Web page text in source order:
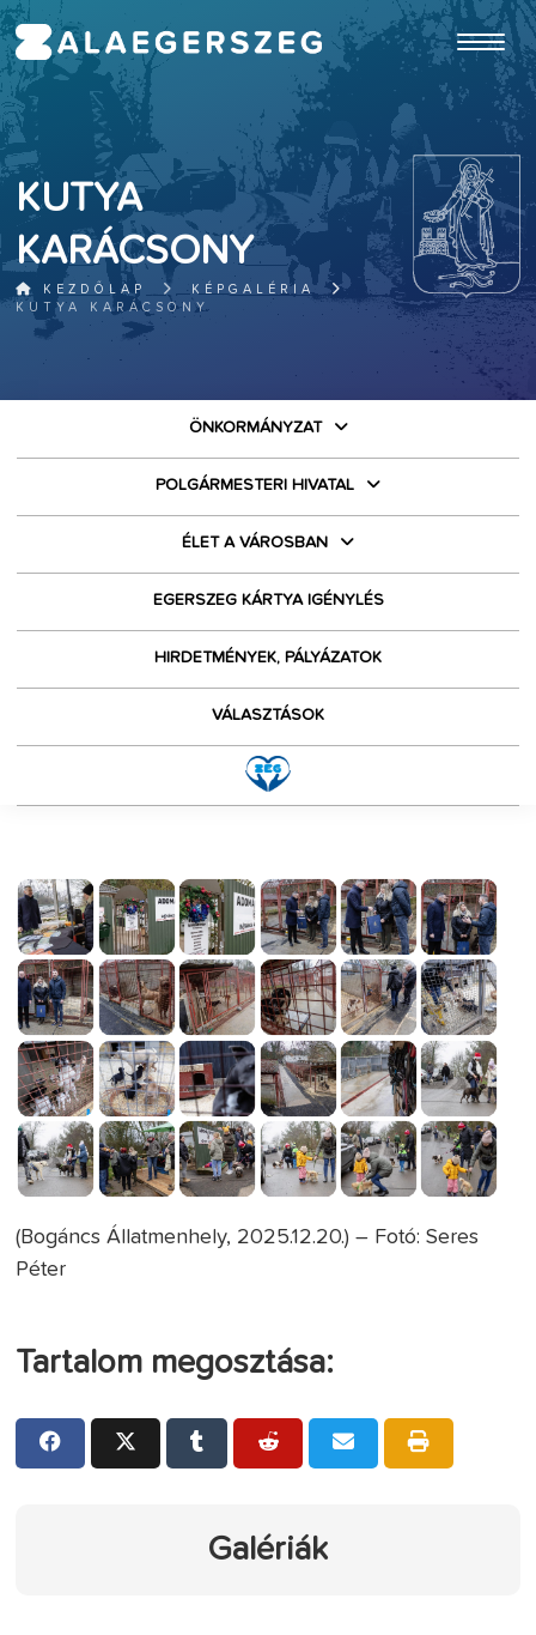
ugrás a fő tartalomhoz
KUTYA
KARÁCSONY
KEZDŐLAP
KÉPGALÉRIA
KUTYA KARÁCSONY
ÖNKORMÁNYZAT
POLGÁRMESTERI HIVATAL
ÉLET A VÁROSBAN
EGERSZEG KÁRTYA IGÉNYLÉS
HIRDETMÉNYEK, PÁLYÁZATOK
VÁLASZTÁSOK
(Bogáncs Állatmenhely, 2025.12.20.) – Fotó: Seres
Péter
Tartalom megosztása:
Galériák